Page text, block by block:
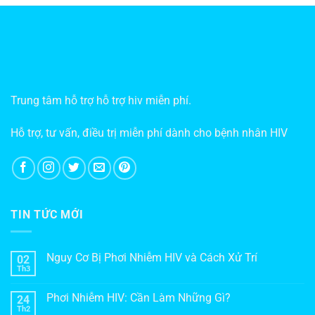
Trung tâm hỗ trợ hỗ trợ hiv miễn phí.
Hỗ trợ, tư vấn, điều trị miễn phí dành cho bệnh nhân HIV
TIN TỨC MỚI
02
Th3
Nguy Cơ Bị Phơi Nhiễm HIV và Cách Xử Trí
24
Th2
Phơi Nhiễm HIV: Cần Làm Những Gì?